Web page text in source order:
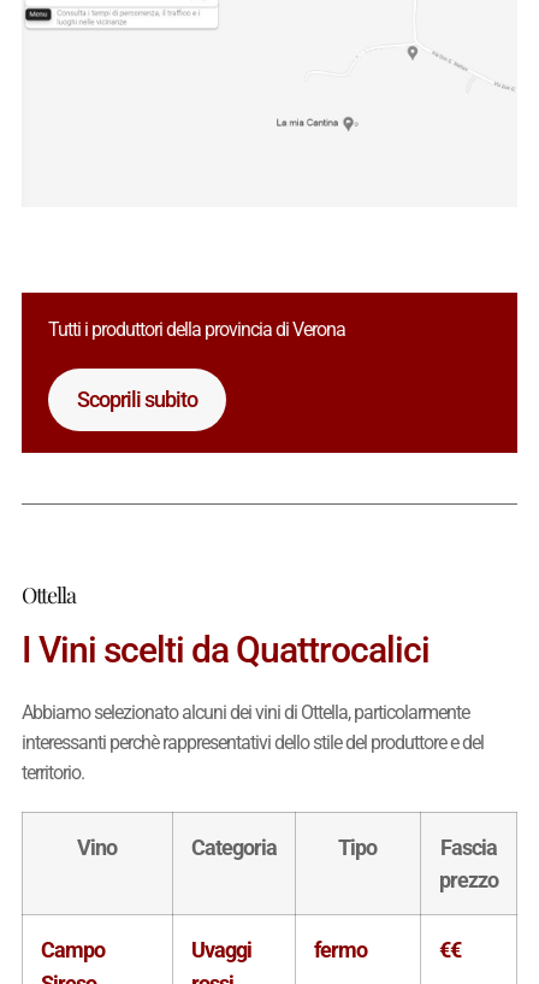
Tutti i produttori della provincia di Verona
Scoprili subito
Ottella
I Vini scelti da Quattrocalici
Abbiamo selezionato alcuni dei vini di Ottella, particolarmente
interessanti perchè rappresentativi dello stile del produttore e del
territorio.
Vino Categoria Tipo
Fascia
prezzo
Campo
Uvaggi
fermo €€